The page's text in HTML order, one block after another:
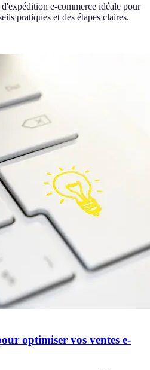
e-commerce idéale pour
pratiques et des étapes claires.
optimiser vos ventes e-